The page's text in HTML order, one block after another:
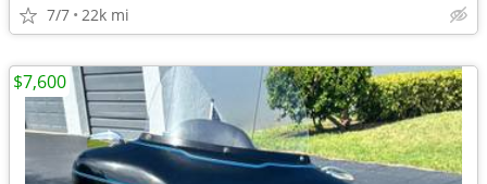
7/7 22k mi
$7,600